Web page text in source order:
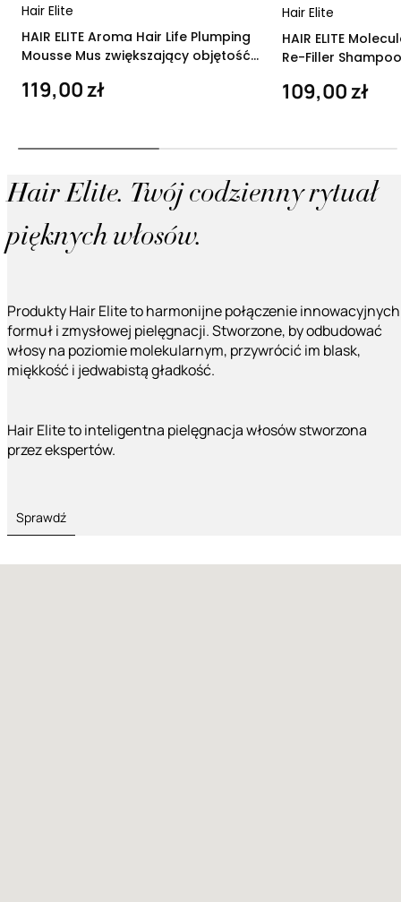
Hair Elite
HAIR ELITE Aroma Hair Life Plumping
Mousse Mus zwiększający objętość
119,00 zł
Hair Elite
HAIR ELITE
Re-Filler
109,00 zł
Hair Elite. Twój codzienny rytuał
pięknych włosów.
Produkty Hair Elite to harmonijne połączenie innowacyjnych
formuł i zmysłowej pielęgnacji. Stworzone, by odbudować
włosy na poziomie molekularnym, przywrócić im blask,
miękkość i jedwabistą gładkość.
Hair Elite to inteligentna pielęgnacja włosów stworzona
przez ekspertów.
Sprawdź